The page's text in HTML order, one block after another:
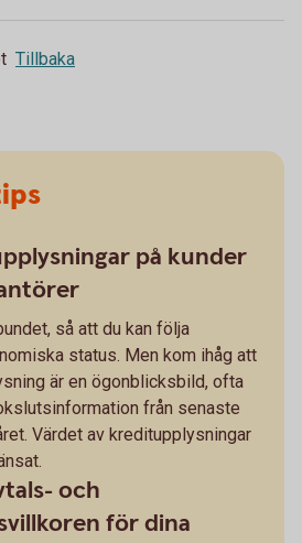
Tillbaka
på kunder
så att du kan följa
status. Men kom ihåg att
är en ögonblicksbild, ofta
från senaste
Värdet av kreditupplysningar
och
för dina